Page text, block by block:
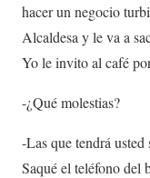
hacer un negocio
Alcaldesa y le va a
Yo le invito al café
-¿Qué molestias?
-Las que tendrá usted
Saqué el teléfono del